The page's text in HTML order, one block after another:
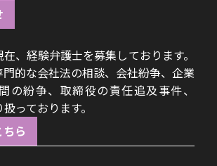
、経験弁護士を募集しております。
的な会社法の相談、会社紛争、企業
の紛争、取締役の責任追及事件、
っております。
ら